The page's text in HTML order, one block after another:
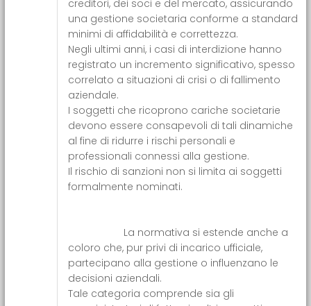
creditori, dei soci e del mercato, assicurando
una gestione societaria conforme a standard
minimi di affidabilità e correttezza.
Negli ultimi anni, i casi di interdizione hanno
registrato un incremento significativo, spesso
correlato a situazioni di crisi o di fallimento
aziendale.
I soggetti che ricoprono cariche societarie
devono essere consapevoli di tali dinamiche
al fine di ridurre i rischi personali e
professionali connessi alla gestione.
Il rischio di sanzioni non si limita ai soggetti
formalmente nominati.
La normativa si estende anche a
coloro che, pur privi di incarico ufficiale,
partecipano alla gestione o influenzano le
decisioni aziendali.
Tale categoria comprende sia gli